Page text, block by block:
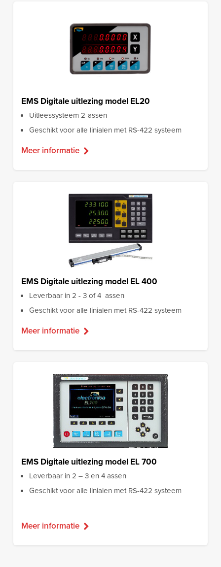
EMS Digitale uitlezing model EL20
Uitleessysteem 2-assen
Geschikt voor alle linialen met RS-422 systeem
Meer informatie
EMS Digitale uitlezing model EL 400
Leverbaar in 2 - 3 of 4 assen
Geschikt voor alle linialen met RS-422 systeem
Meer informatie
EMS Digitale uitlezing model EL 700
Leverbaar in 2 – 3 en 4 assen
Geschikt voor alle linialen met RS-422 systeem
Meer informatie